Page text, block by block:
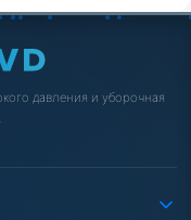
давления и уборочная